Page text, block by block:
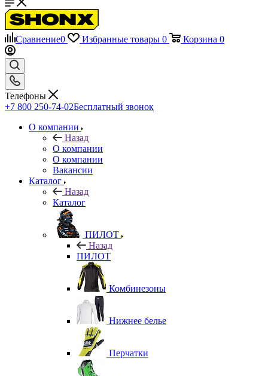
Сравнение0 Избранные товары 0 Корзина 0
Телефоны
+7 800 250-74-02Бесплатный звонок
О компании
Назад
О компании
О компании
Вакансии
Каталог
Назад
Каталог
ПИЛОТ
Назад
ПИЛОТ
Комбинезоны
Нижнее белье
Перчатки